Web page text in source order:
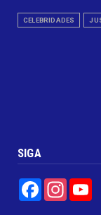
CELEBRIDADES
SIGA
Facebook